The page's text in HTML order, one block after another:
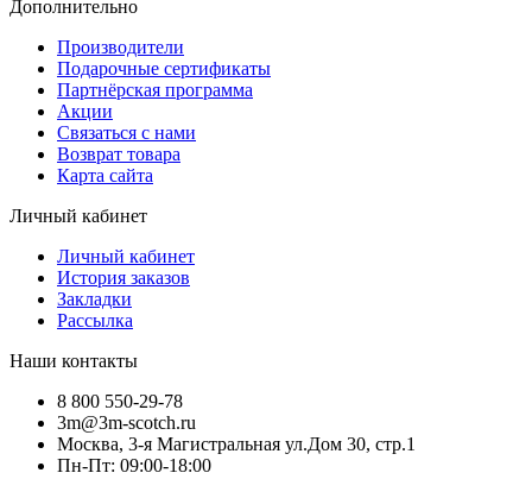
Дополнительно
Производители
Подарочные сертификаты
Партнёрская программа
Акции
Связаться с нами
Возврат товара
Карта сайта
Личный кабинет
Личный кабинет
История заказов
Закладки
Рассылка
Наши контакты
8 800 550-29-78
3m@3m-scotch.ru
Москва, 3-я Магистральная ул.Дом 30, стр.1
Пн-Пт: 09:00-18:00